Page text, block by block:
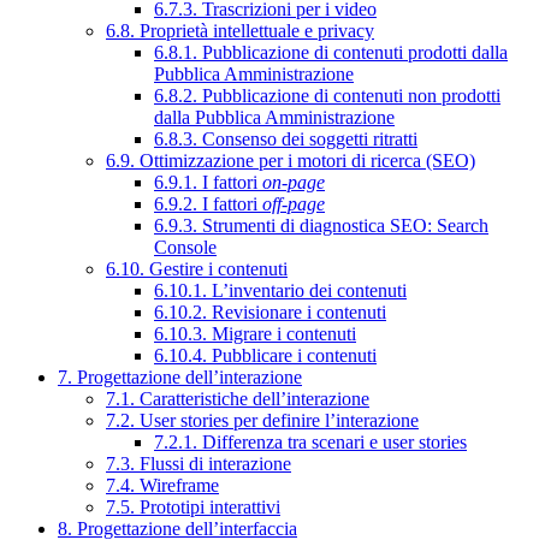
6.7.3. Trascrizioni per i video
6.8. Proprietà intellettuale e privacy
6.8.1. Pubblicazione di contenuti prodotti dalla
Pubblica Amministrazione
6.8.2. Pubblicazione di contenuti non prodotti
dalla Pubblica Amministrazione
6.8.3. Consenso dei soggetti ritratti
6.9. Ottimizzazione per i motori di ricerca (SEO)
6.9.1. I fattori on-page
6.9.2. I fattori off-page
6.9.3. Strumenti di diagnostica SEO: Search
Console
6.10. Gestire i contenuti
6.10.1. L’inventario dei contenuti
6.10.2. Revisionare i contenuti
6.10.3. Migrare i contenuti
6.10.4. Pubblicare i contenuti
7. Progettazione dell’interazione
7.1. Caratteristiche dell’interazione
7.2. User stories per definire l’interazione
7.2.1. Differenza tra scenari e user stories
7.3. Flussi di interazione
7.4. Wireframe
7.5. Prototipi interattivi
8. Progettazione dell’interfaccia